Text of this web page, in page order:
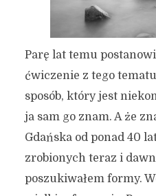
Parę lat temu
ćwiczenie z tego
sposób, który jest
ja sam go znam. A że
Gdańska od ponad 40
zrobionych teraz i
poszukiwałem formy.